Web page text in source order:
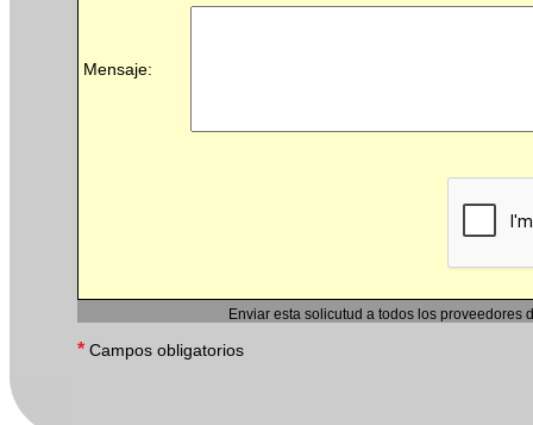
Mensaje:
Enviar esta solicutud a todos los proveedores
* Campos obligatorios